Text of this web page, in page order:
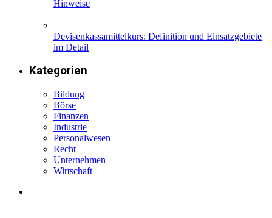
Hinweise
Devisenkassamittelkurs: Definition und Einsatzgebiete
im Detail
Kategorien
Bildung
Börse
Finanzen
Industrie
Personalwesen
Recht
Unternehmen
Wirtschaft